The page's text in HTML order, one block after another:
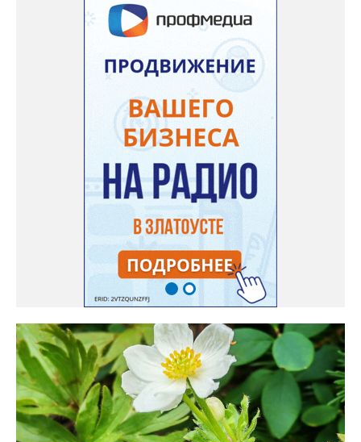
дома Екатерина Бойко. – Посадила вдоль забора, потому что
низины этот цветок не любит. Вот уже второй год растет и
радует меня. Соседи просят саженцы: аромат и до них
доносится. В конце лета собираю лаванду в пучки, сушу –
получаются букеты и саше одновременно. Лаванда широко
используется и в кулинарии». Семена, отметила собеседница
нашего портала, у неё были сорта «Вознесенская узколистная».
Только она хорошо зимует без укрытия. Всхожесть оказалась
на удивление хорошей: из пяти семян из каждой пачки четыре
взошли даже без стратификации. После покупки (по весне)
садовод советует сразу убрать семена в холодильник на два
месяца, а место посадки - мульчировать мелкой корой. Семена
самосевом в ней отлично прорастают. Если иногда срезать
сухие цветы и стряхивать семена вокруг куртины, лаванда
весной прорастет сама. Ещё один секрет – этот символ
Прованса не любит «вкусную» почву. Добавляйте в посадочную
яму гравий и песок – требуется хороший дренаж. В первый год
Екатерина рекомендует цветы убирать, чтобы силы куста
пошли на наращивание корневой системы. А со второго года
пусть лаванда цветёт во всю силу! Фото: Екатерина Бойко,
специально для «Златоуст.инфо». Обсуждение новости здесь
ВКОНТАКТЕ https://vk.com/newszlatoust74